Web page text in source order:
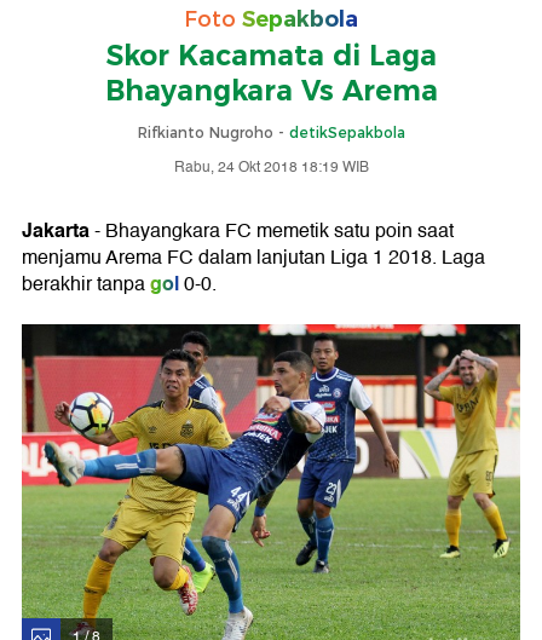
Foto Sepakbola
Skor Kacamata di Laga
Bhayangkara Vs Arema
Rifkianto Nugroho - detikSepakbola
Rabu, 24 Okt 2018 18:19 WIB
Jakarta- Bhayangkara FC memetik satu poin saat
menjamu Arema FC dalam lanjutan Liga 1 2018. Laga
berakhir tanpagol0-0.